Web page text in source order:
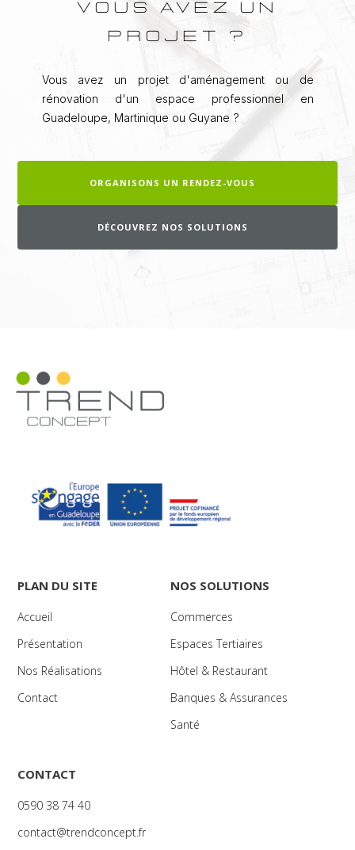
VOUS AVEZ UN
PROJET ?
Vous avez un projet d'aménagement ou de
rénovation d'un espace professionnel en
Guadeloupe, Martinique ou Guyane ?
ORGANISONS UN RENDEZ-VOUS
DÉCOUVREZ NOS SOLUTIONS
PLAN DU SITE
Accueil
Présentation
Nos Réalisations
Contact
NOS SOLUTIONS
Commerces
Espaces Tertiaires
Hôtel & Restaurant
Banques & Assurances
Santé
CONTACT
0590 38 74 40
contact@trendconcept.fr